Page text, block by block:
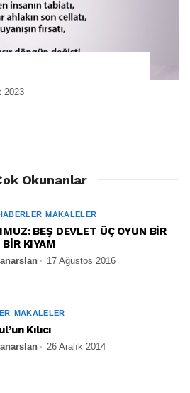
2023
Okunanlar
MAKALELER
BEŞ DEVLET ÜÇ OYUN BİR
BİR KIYAM
17 Ağustos 2016
MAKALELER
Kılıcı
26 Aralık 2014